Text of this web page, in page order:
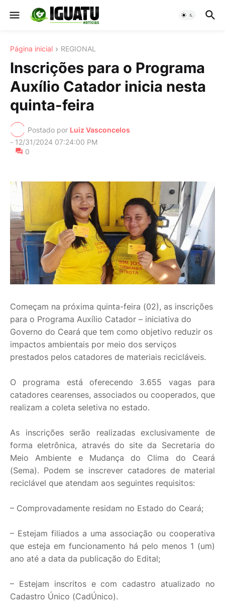
Página inicial REGIONAL
Inscrições para o Programa
Auxílio Catador inicia nesta
quinta-feira
Postado por Luiz Vasconcelos
- 12/31/2024 07:24:00 PM
0
Começam na próxima quinta-feira (02), as inscrições
para o Programa Auxílio Catador – iniciativa do
Governo do Ceará que tem como objetivo reduzir os
impactos ambientais por meio dos serviços
prestados pelos catadores de materiais recicláveis.
O programa está oferecendo 3.655 vagas para
catadores cearenses, associados ou cooperados, que
realizam a coleta seletiva no estado.
As inscrições serão realizadas exclusivamente de
forma eletrônica, através do site da Secretaria do
Meio Ambiente e Mudança do Clima do Ceará
(Sema). Podem se inscrever catadores de material
reciclável que atendam aos seguintes requisitos:
– Comprovadamente residam no Estado do Ceará;
– Estejam filiados a uma associação ou cooperativa
que esteja em funcionamento há pelo menos 1 (um)
ano até a data da publicação do Edital;
– Estejam inscritos e com cadastro atualizado no
Cadastro Único (CadÚnico).